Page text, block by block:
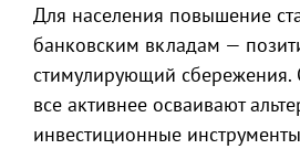
Для населения повышение
банковским вкладам —
стимулирующий сбережения.
все активнее осваивают
инвестиционные